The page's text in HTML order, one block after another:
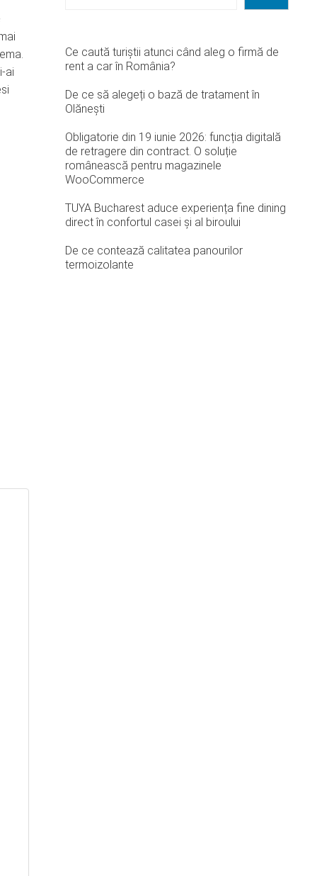
ai
Ce caută turiștii atunci când aleg o firmă de
rent a car în România?
De ce să alegeți o bază de tratament în
Olănești
Obligatorie din 19 iunie 2026: funcția digitală
de retragere din contract. O soluție
românească pentru magazinele
WooCommerce
TUYA Bucharest aduce experiența fine dining
direct în confortul casei și al biroului
De ce contează calitatea panourilor
termoizolante